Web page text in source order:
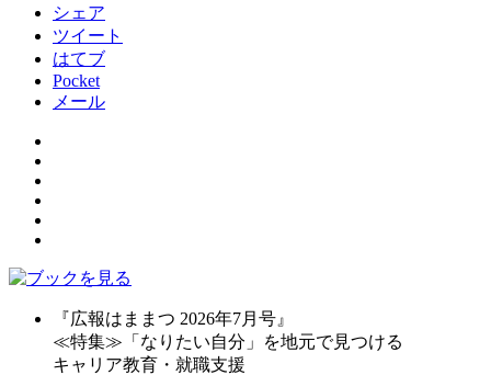
シェア
ツイート
はてブ
Pocket
メール
『広報はままつ 2026年7月号』
≪特集≫「なりたい自分」を地元で見つける
キャリア教育・就職支援